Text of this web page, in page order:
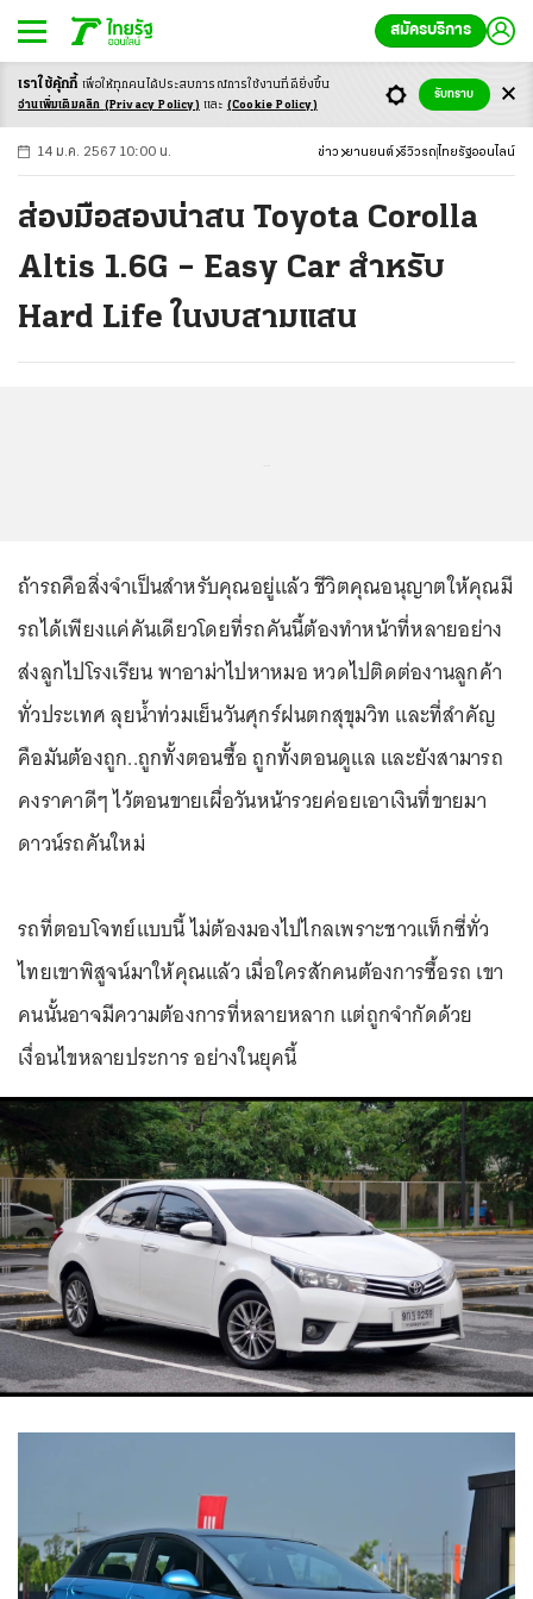
สมัครบริการ
-ก ก ก+
14 ม.ค. 2567 10:00 น. ข่าว ยานยนต์ รีวิวรถ ไทยรัฐออนไลน์
ส่องมือสองน่าสน Toyota Corolla
Altis 1.6G – Easy Car สำหรับ
Hard Life ในงบสามแสน
ถ้ารถคือสิ่งจำเป็นสำหรับคุณอยู่แล้ว ชีวิตคุณอนุญาตให้คุณมี
รถได้เพียงแค่คันเดียวโดยที่รถคันนี้ต้องทำหน้าที่หลายอย่าง
ส่งลูกไปโรงเรียน พาอาม่าไปหาหมอ หวดไปติดต่องานลูกค้า
ทั่วประเทศ ลุยน้ำท่วมเย็นวันศุกร์ฝนตกสุขุมวิท และที่สำคัญ
คือมันต้องถูก..ถูกทั้งตอนซื้อ ถูกทั้งตอนดูแล และยังสามารถ
คงราคาดีๆ ไว้ตอนขายเผื่อวันหน้ารวยค่อยเอาเงินที่ขายมา
ดาวน์รถคันใหม่
รถที่ตอบโจทย์แบบนี้ ไม่ต้องมองไปไกลเพราะชาวแท็กซี่ทั่ว
ไทยเขาพิสูจน์มาให้คุณแล้ว เมื่อใครสักคนต้องการซื้อรถ เขา
คนนั้นอาจมีความต้องการที่หลายหลาก แต่ถูกจำกัดด้วย
เงื่อนไขหลายประการ อย่างในยุคนี้
เราใช้คุ้กกี้ เพื่อให้ทุกคนได้ประสบการณ์การใช้งานที่ดียิ่งขึ้น
อ่านเพิ่มเติมคลิก (Privacy Policy) และ (Cookie Policy)
รับทราบ